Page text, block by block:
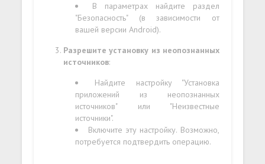
В параметрах найдите раздел
"Безопасность" (в зависимости от
вашей версии Android).
Разрешите установку из неопознанных
источников:
Найдите настройку "Установка
приложений из неопознанных
источников" или "Неизвестные
источники".
Включите эту настройку. Возможно,
потребуется подтвердить операцию.